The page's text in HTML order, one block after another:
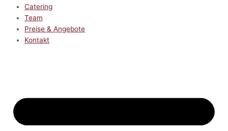
Catering
Team
Preise & Angebote
Kontakt